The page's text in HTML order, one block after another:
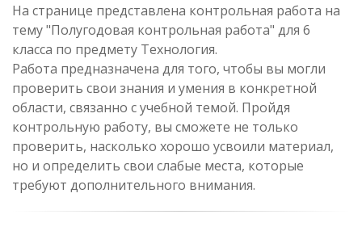
На странице представлена контрольная работа на
тему "Полугодовая контрольная работа" для 6
класса по предмету Технология.
Работа предназначена для того, чтобы вы могли
проверить свои знания и умения в конкретной
области, связанно с учебной темой. Пройдя
контрольную работу, вы сможете не только
проверить, насколько хорошо усвоили материал,
но и определить свои слабые места, которые
требуют дополнительного внимания.